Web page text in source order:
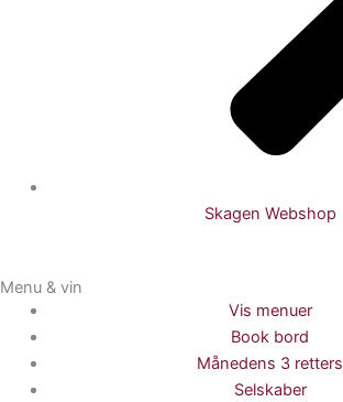
Skagen Webshop
Menu & vin
Vis menuer
Book bord
Månedens 3 retters
Selskaber